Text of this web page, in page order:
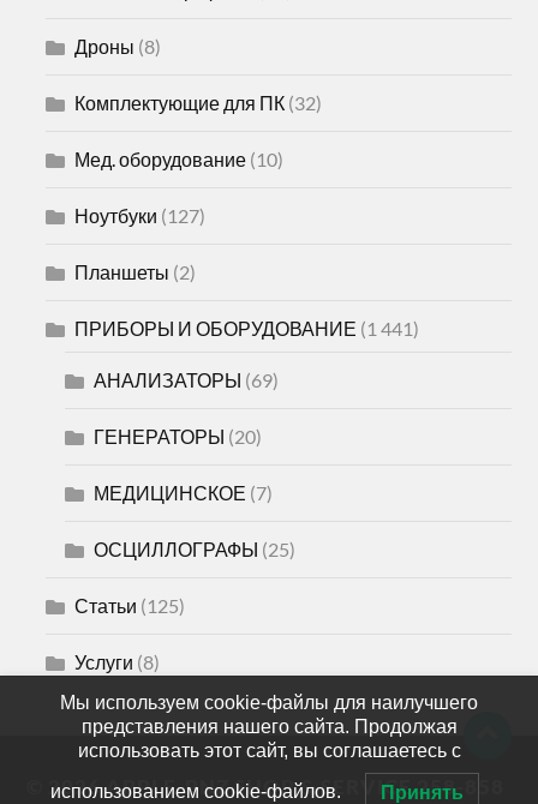
Дроны (8)
Комплектующие для ПК (32)
Мед. оборудование (10)
Ноутбуки (127)
Планшеты (2)
ПРИБОРЫ И ОБОРУДОВАНИЕ (1 441)
АНАЛИЗАТОРЫ (69)
ГЕНЕРАТОРЫ (20)
МЕДИЦИНСКОЕ (7)
ОСЦИЛЛОГРАФЫ (25)
Статьи (125)
Услуги (8)
© 2026APPLE-PNZ SHOP & SERVICE 258-858
Мы используем cookie-файлы для наилучшего
представления нашего сайта. Продолжая
использовать этот сайт, вы соглашаетесь с
использованием cookie-файлов. Принять